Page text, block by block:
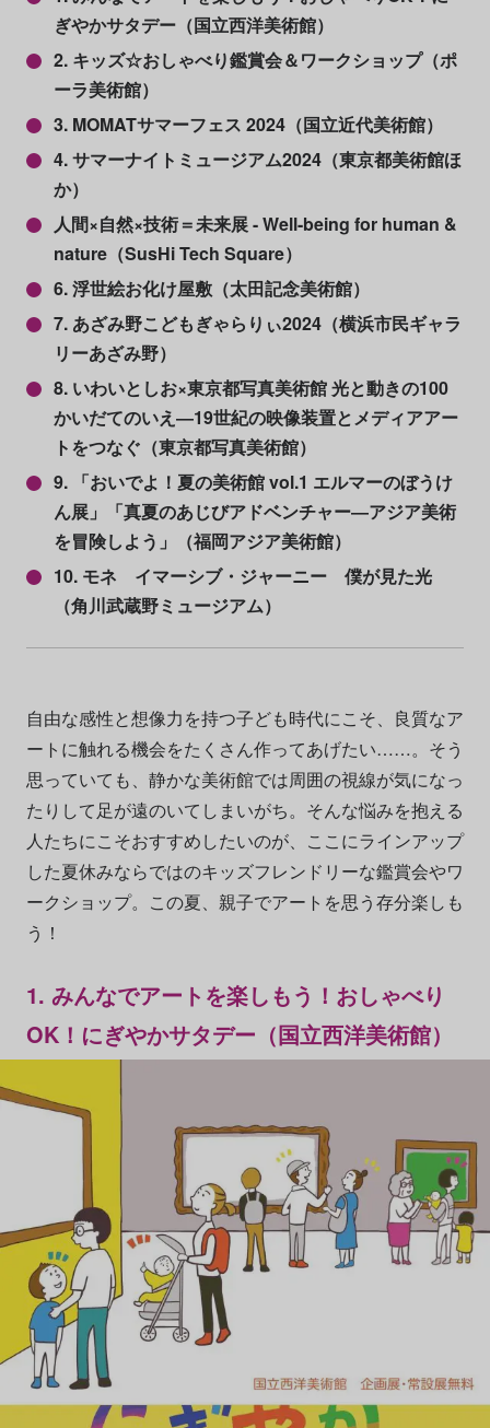
ぎやかサタデー（国立西洋美術館）
2. キッズ☆おしゃべり鑑賞会＆ワークショップ（ポ
ーラ美術館）
3. MOMATサマーフェス 2024（国立近代美術館）
4. サマーナイトミュージアム2024（東京都美術館ほ
か）
人間×自然×技術＝未来展 - Well-being for human &
nature（SusHi Tech Square）
6. 浮世絵お化け屋敷（太田記念美術館）
7. あざみ野こどもぎゃらりぃ2024（横浜市民ギャラ
リーあざみ野）
8. いわいとしお×東京都写真美術館 光と動きの100
かいだてのいえ―19世紀の映像装置とメディアアー
トをつなぐ（東京都写真美術館）
9. 「おいでよ！夏の美術館 vol.1 エルマーのぼうけ
ん展」「真夏のあじびアドベンチャー―アジア美術
を冒険しよう」（福岡アジア美術館）
10. モネ イマーシブ・ジャーニー 僕が見た光
（角川武蔵野ミュージアム）
自由な感性と想像力を持つ子ども時代にこそ、良質なア
ートに触れる機会をたくさん作ってあげたい……。そう
思っていても、静かな美術館では周囲の視線が気になっ
たりして足が遠のいてしまいがち。そんな悩みを抱える
人たちにこそおすすめしたいのが、ここにラインアップ
した夏休みならではのキッズフレンドリーな鑑賞会やワ
ークショップ。この夏、親子でアートを思う存分楽しも
う！
1. みんなでアートを楽しもう！おしゃべり
OK！にぎやかサタデー（国立西洋美術館）